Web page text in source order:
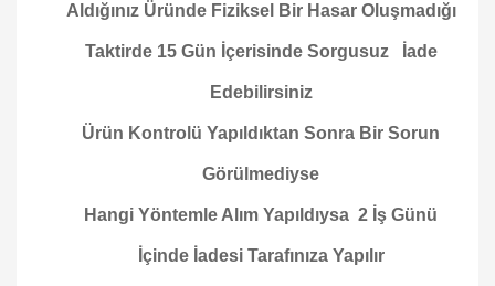
Aldığınız Üründe Fiziksel Bir Hasar Oluşmadığı
Taktirde 15 Gün İçerisinde Sorgusuz İade
Edebilirsiniz
Ürün Kontrolü Yapıldıktan Sonra Bir Sorun
Görülmediyse
Hangi Yöntemle Alım Yapıldıysa 2 İş Günü
İçinde İadesi Tarafınıza Yapılır